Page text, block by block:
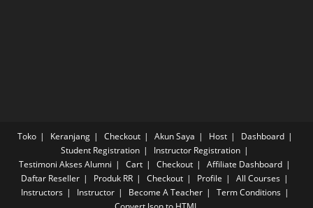
Toko Keranjang Checkout Akun Saya Host
Dashboard
Student Registration
Instructor Registration
Testimoni Akses Alumni
Cart Checkout
Affiliate Dashboard
Daftar Reseller
Produk RR Checkout Profile
All Courses
Instructors
Instructor Become A Teacher
Term Conditions